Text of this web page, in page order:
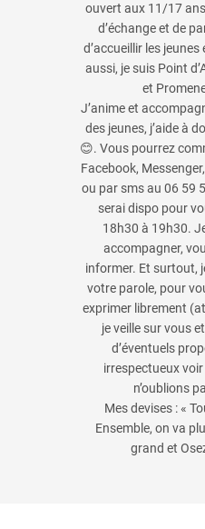
ouvert aux 11/17
d’échange et de
d’accueillir les
aussi, je suis Point
et
J’anime et
des jeunes, j’aide à
😊. Vous pourrez
Facebook,
ou par sms au 06 59
serai dispo pour
18h30 à 19h30.
accompagner,
informer. Et surtout,
votre parole, pour
exprimer librement
je veille sur vous
d’éventuels
irrespectueux
n’oublions
Mes devises : «
Ensemble, on va
grand et